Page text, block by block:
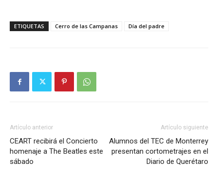
ETIQUETAS Cerro de las Campanas Día del padre
Artículo anterior
CEART recibirá el Concierto
homenaje a The Beatles este
sábado
Artículo siguiente
Alumnos del TEC de Monterrey
presentan cortometrajes en el
Diario de Querétaro